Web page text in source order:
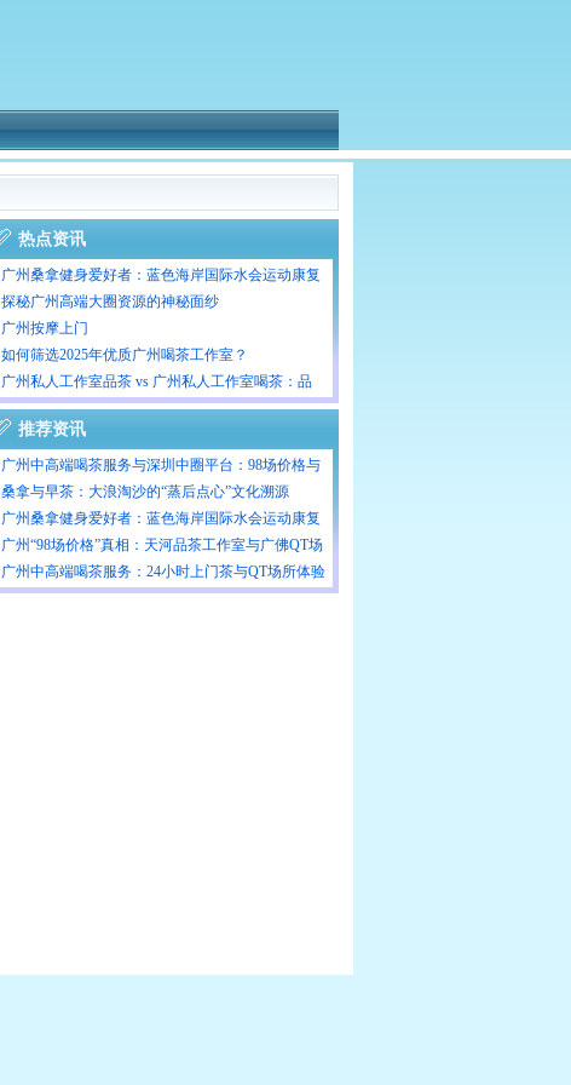
热点资讯
广州桑拿健身爱好者：蓝色海岸国际水会运动康复
项目
探秘广州高端大圈资源的神秘面纱
广州按摩上门
如何筛选2025年优质广州喝茶工作室？
广州私人工作室品茶 vs 广州私人工作室喝茶：品
茶与喝茶服务的特色对比
推荐资讯
广州中高端喝茶服务与深圳中圈平台：98场价格与
QT场子实测
桑拿与早茶：大浪淘沙的“蒸后点心”文化溯源
广州桑拿健身爱好者：蓝色海岸国际水会运动康复
项目
广州“98场价格”真相：天河品茶工作室与广佛QT场
所实测
广州中高端喝茶服务：24小时上门茶与QT场所体验
报告